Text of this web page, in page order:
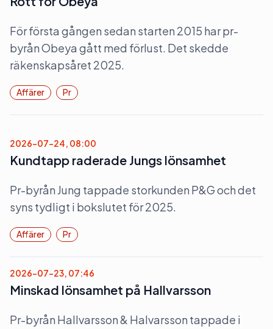
För första gången sedan starten 2015 har pr-
byrån Obeya gått med förlust. Det skedde
räkenskapsåret 2025.
Affärer Pr
2026-07-24, 08:00
Kundtapp raderade Jungs lönsamhet
Pr-byrån Jung tappade storkunden P&G och det
syns tydligt i bokslutet för 2025.
Affärer Pr
2026-07-23, 07:46
Minskad lönsamhet på Hallvarsson
Pr-byrån Hallvarsson & Halvarsson tappade i